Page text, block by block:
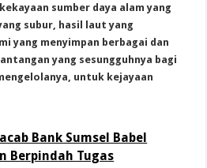
sumber daya alam yang
subur, hasil laut yang
yang menyimpan berbagai dan
yang sesungguhnya bagi
untuk kejayaan
Bank Sumsel Babel
Berpindah Tugas